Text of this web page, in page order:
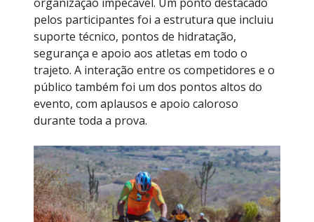
pelos participantes foi a estrutura que incluiu
suporte técnico, pontos de hidratação,
segurança e apoio aos atletas em todo o
trajeto. A interação entre os competidores e o
público também foi um dos pontos altos do
evento, com aplausos e apoio caloroso
durante toda a prova.